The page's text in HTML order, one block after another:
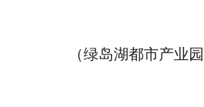
（绿岛湖都市产业